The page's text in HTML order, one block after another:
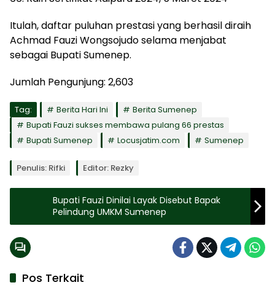
Itulah, daftar puluhan prestasi yang berhasil diraih
Achmad Fauzi Wongsojudo selama menjabat
sebagai Bupati Sumenep.
Jumlah Pengunjung: 2,603
Tag: Berita Hari Ini
Berita Sumenep
Bupati Fauzi sukses membawa pulang 66 prestas
Bupati Sumenep
Locusjatim.com Sumenep
Penulis: Rifki Editor: Rezky
Bupati Fauzi Dinilai Layak Disebut Bapak
Pelindung UMKM Sumenep
Pos Terkait